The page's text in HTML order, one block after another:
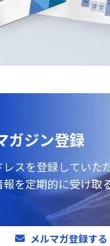
ガジン登録
レスを登録していた
を定期的に受け取
メルマガ登録する